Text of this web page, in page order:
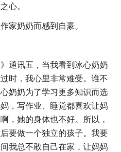
心。
家奶奶而感到自豪。
通讯五，当我看到冰心奶奶
时，我心里非常难受。谁不
奶奶为了学习更多知识而选
，写作业、睡觉都喜欢让妈
，她的身体也不好。所以，
要做一个独立的孩子。我要
我总不敢自己在家，让妈妈